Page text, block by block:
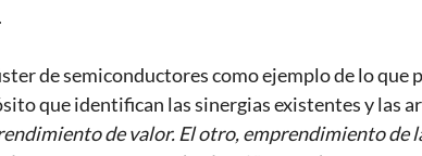
de semiconductores como ejemplo de lo que
que identifican las sinergias existentes y las
de valor. El otro, emprendimiento de